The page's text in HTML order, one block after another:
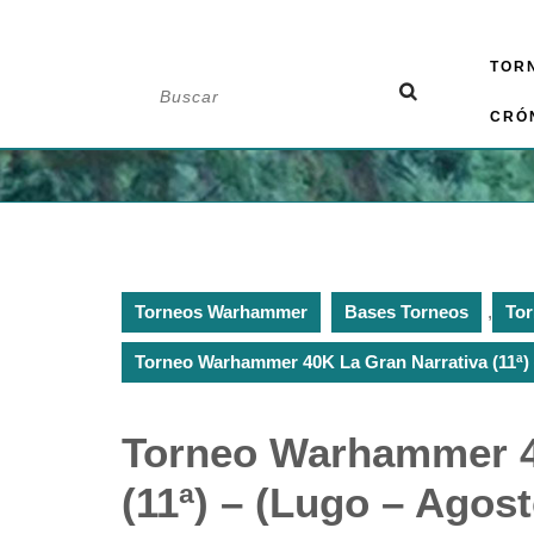
Torneos Warhammer Bases Torneos ,
Torneo Warhammer 40K La Gran Narrativa
Torneo Warhammer
(11ª) – (Lugo –